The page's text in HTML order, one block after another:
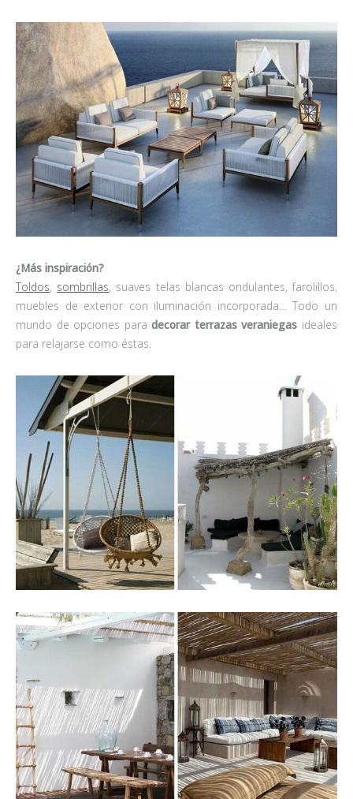
¿Más inspiración?
Toldos, sombrillas, suaves telas blancas ondulantes, farolillos,
muebles de exterior con iluminación incorporada… Todo un
mundo de opciones paradecorar terrazas veraniegas ideales
para relajarse como éstas.